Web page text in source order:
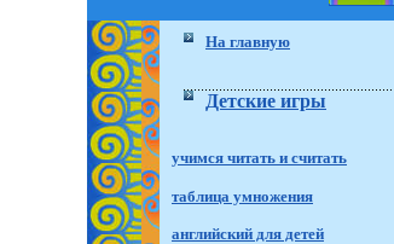
На главную
Детские игры
учимся читать и считать
таблица умножения
английский для детей